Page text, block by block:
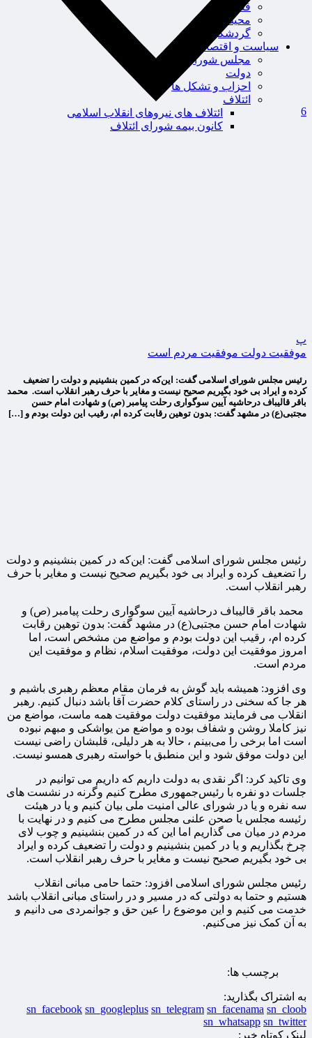
قضایی
محیط زیست
گردشگری
سیاست و اقتصاد
مجلس شورای اسلامی
دولت
احزاب و تشکل ها
ائتلاف
ائتلاف های نیروهای انقلاب اسلامی
کانون بیمه شورای ائتلاف
6
پ
موفقیت دولت موفقیت مردم است
رئیس مجلس شورای اسلامی گفت: این‌که در کمین بنشینیم و دولت را تضعیف
کرده و ایراد بی خود بگیریم صحیح نیست و مغایر با حرف رهبر انقلاب است. محمد
باقر قالیباف درحاشیه آیین سوگواری رحلت پیامبر (ص) و شهادت امام حسن
مجتبی(ع) در مشهد گفت: بدون توهین رقابت کرده ام، رقیب این دولت بودم و […]
رئیس مجلس شورای اسلامی گفت: این‌که در کمین بنشینیم و دولت
را تضعیف کرده و ایراد بی خود بگیریم صحیح نیست و مغایر با حرف
رهبر انقلاب است.
محمد باقر قالیباف درحاشیه آیین سوگواری رحلت پیامبر (ص) و
شهادت امام حسن مجتبی(ع) در مشهد گفت: بدون توهین رقابت
کرده ام، رقیب این دولت بودم و مواضع من مشخص است، اما
امروز موفقیت این دولت، موفقیت اسلام، نظام و موفقیت این
مردم است.
وی افزود: همیشه باید گوش به فرمان مقام معظم رهبری باشیم و
هر جا که سخنی در راستای کلام حضرت آقا باشد دنبال کنیم. رهبر
انقلاب می فرمایند موفقیت دولت موفقیت همه ماست، مواضع من
نیز کاملا روشن و شفاف بوده و مواضع من یواشکی و مبهم نبوده
است اما برخی را می‌بینم ، حالا به هر دلیلی، قلبشان راضی نیست
این دولت موفق شود و این منطبق با خواسته رهبری همسو نیست.
وی تاکید کرد: اگر نقدی به دولت داریم که داریم می توانیم در
جلسات دو نفره با رئیس‌جمهوری مطرح کنیم وگرنه در نشست های
سه نفره و یا در شورای عالی امنیت ملی بیان کنیم و یا در هیئت
رئیسه مجلس یا صحن علنی مجلس مطرح می کنیم و در نهایت با
مردم در میان می گذاریم اما این که در کمین بنشینیم و چوب لای
چرخ بگذاریم و یا در کمین بنشینیم و دولت را تضعیف کرده و ایراد
بی خود بگیریم صحیح نیست و مغایر با حرف رهبر انقلاب است.
رئیس مجلس شورای اسلامی افزود: حتما حامی مبانی انقلاب
هستیم و حتما به دولتی که در مسیر و در راستای مبانی انقلاب باشد
خدمت می کنیم و این موضوع را عین حق و جوانمردی می دانیم و
به آن کمک نیز می‌کنیم.
برچسب ها:
به اشتراک بگذارید:
sn_facebook sn_googleplus sn_telegram sn_facenama sn_cloob
sn_whatsapp sn_twitter
لینک کوتاه خبر: